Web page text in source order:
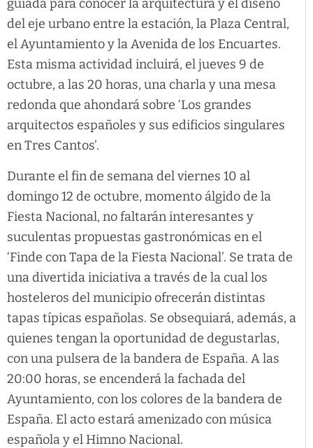
guiada para conocer la arquitectura y el diseño
del eje urbano entre la estación, la Plaza Central,
el Ayuntamiento y la Avenida de los Encuartes.
Esta misma actividad incluirá, el jueves 9 de
octubre, a las 20 horas, una charla y una mesa
redonda que ahondará sobre ‘Los grandes
arquitectos españoles y sus edificios singulares
en Tres Cantos’.
Durante el fin de semana del viernes 10 al
domingo 12 de octubre, momento álgido de la
Fiesta Nacional, no faltarán interesantes y
suculentas propuestas gastronómicas en el
‘Finde con Tapa de la Fiesta Nacional’. Se trata de
una divertida iniciativa a través de la cual los
hosteleros del municipio ofrecerán distintas
tapas típicas españolas. Se obsequiará, además, a
quienes tengan la oportunidad de degustarlas,
con una pulsera de la bandera de España. A las
20:00 horas, se encenderá la fachada del
Ayuntamiento, con los colores de la bandera de
España. El acto estará amenizado con música
española y el Himno Nacional.